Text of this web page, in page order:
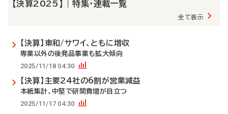
【決算2025】 | 特集・連載一覧
全て表示
【決算】東和/サワイ、ともに増収
専業以外の後発品事業も拡大傾向
2025/11/18 04:30
【決算】主要24社の6割が営業減益
本紙集計、中堅で研開費増が目立つ
2025/11/17 04:30